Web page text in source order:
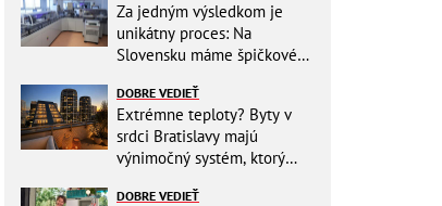
Za jedným výsledkom je
unikátny proces: Na
Slovensku máme špičkové
DOBRE VEDIEŤ
Extrémne teploty? Byty v
srdci Bratislavy majú
výnimočný systém, ktorý
DOBRE VEDIEŤ